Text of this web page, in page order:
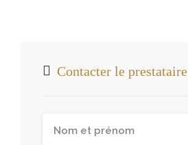
Contacter le prestataire